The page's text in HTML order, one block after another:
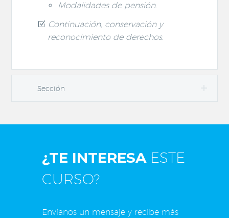
Modalidades de pensión.
Continuación, conservación y
reconocimiento de derechos.
Sección
¿TE INTERESAESTE
CURSO?
Envíanos un mensaje y recibe más